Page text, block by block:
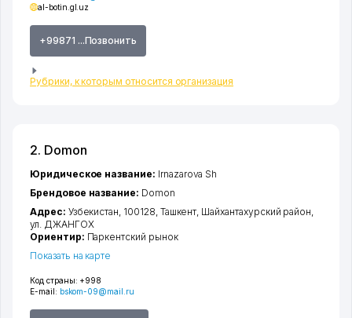
al-botin.gl.uz
+99871 ...Позвонить
Рубрики, к которым относится организация
2. Domon
Код страны: +998
E-mail: bskom-09@mail.ru
Юридическое название: Irnazarova Sh
Брендовое название: Domon
Адрес: Узбекистан, 100128, Ташкент, Шайхантахурский район,
ул. ДЖАНГОХ
Ориентир: Паркентский рынок
Показать на карте